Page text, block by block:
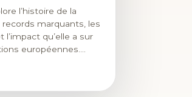
l’histoire de la
marquants, les
l’impact qu’elle a sur
européennes.…